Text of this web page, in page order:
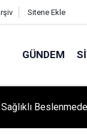
Sitene Ekle
GÜNDEM
Sağlıklı